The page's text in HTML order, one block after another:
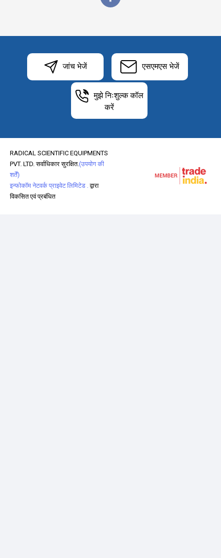
जांच भेजें एसएमएस भेजें
मुझे निःशुल्क कॉल
करें
RADICAL SCIENTIFIC EQUIPMENTS
PVT. LTD. सर्वाधिकार सुरक्षित.(उपयोग की
शर्तें)
इन्फोकॉम नेटवर्क प्राइवेट लिमिटेड . द्वारा
विकसित एवं प्रबंधित